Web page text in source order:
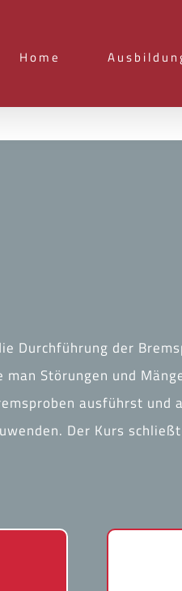
Home
Durchführung der
Störungen und
ausführst und
Der Kurs